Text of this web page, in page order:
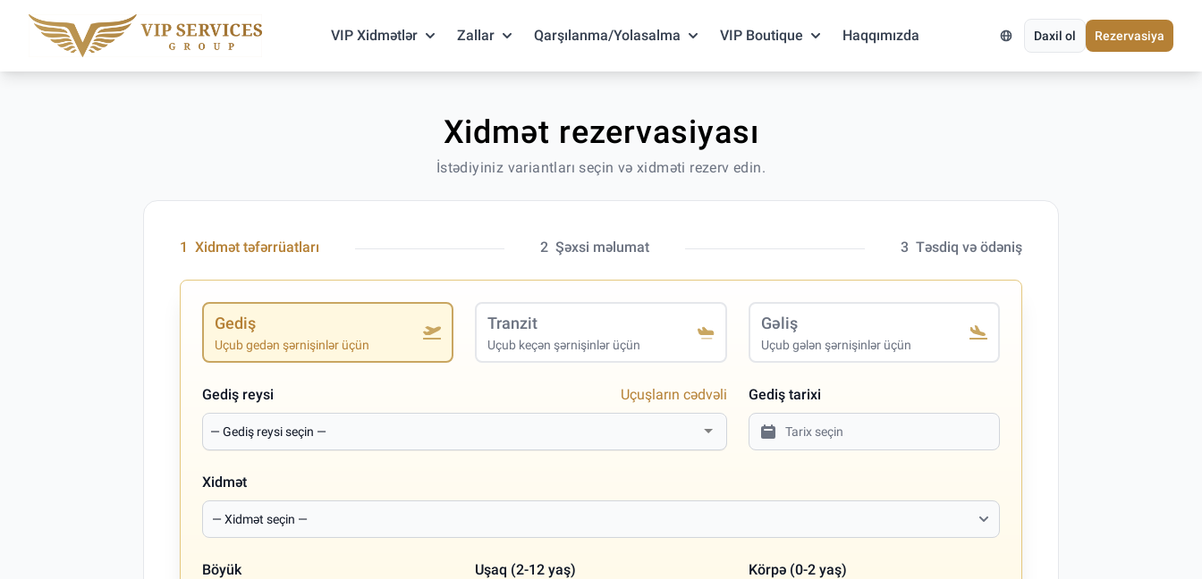
Daxil ol Rezervasiya
VIP Xidmətlər Zallar Qarşılanma/Yolasalma VIP Boutique Haqqımızda
Xidmət rezervasiyası
İstədiyiniz variantları seçin və xidməti rezerv edin.
1 Xidmət təfərrüatları 2 Şəxsi məlumat 3 Təsdiq və ödəniş
Gediş
Uçub gedən şərnişinlər üçün
Tranzit
Uçub keçən şərnişinlər üçün
Gəliş
Uçub gələn şərnişinlər üçün
Gediş reysi Uçuşların cədvəli Gediş tarixi
Xidmət
Böyük Uşaq (2-12 yaş) Körpə (0-2 yaş)